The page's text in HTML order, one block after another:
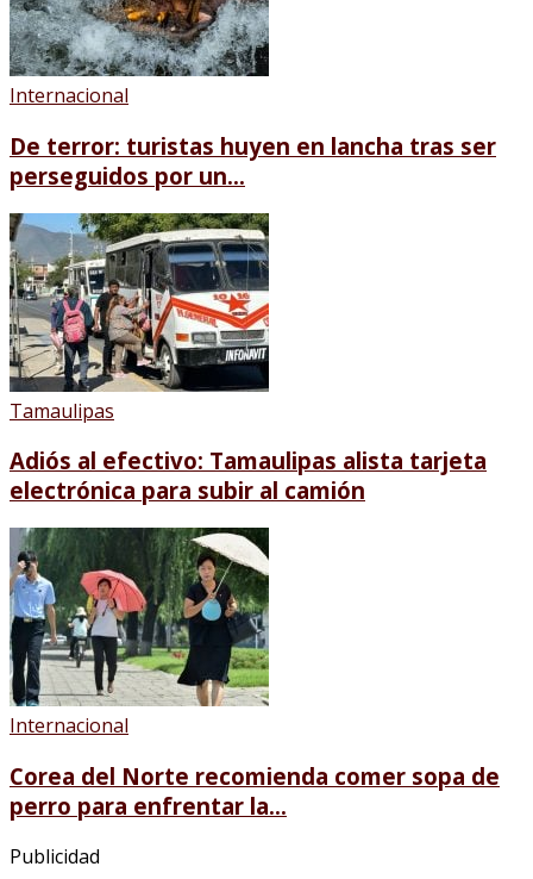
Internacional
De terror: turistas huyen en lancha tras ser
perseguidos por un...
Tamaulipas
Adiós al efectivo: Tamaulipas alista tarjeta
electrónica para subir al camión
Internacional
Corea del Norte recomienda comer sopa de
perro para enfrentar la...
Publicidad